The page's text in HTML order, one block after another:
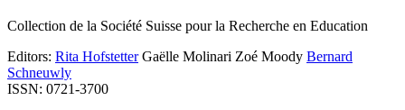
Collection de la Société Suisse pour la Recherche en Education
Editors: Rita Hofstetter Gaëlle Molinari Zoé Moody Bernard
Schneuwly
ISSN: 0721-3700